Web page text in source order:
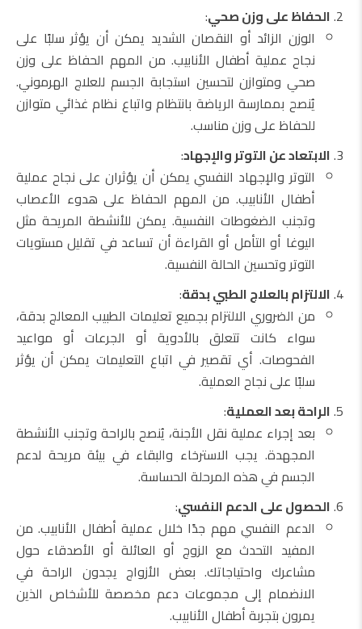
الحفاظ على وزن صحي:
الوزن الزائد أو النقصان الشديد يمكن أن يؤثر سلبًا على
نجاح عملية أطفال الأنابيب. من المهم الحفاظ على وزن
صحي ومتوازن لتحسين استجابة الجسم للعلاج الهرموني.
يُنصح بممارسة الرياضة بانتظام واتباع نظام غذائي متوازن
للحفاظ على وزن مناسب.
الابتعاد عن التوتر والإجهاد:
التوتر والإجهاد النفسي يمكن أن يؤثران على نجاح عملية
أطفال الأنابيب. من المهم الحفاظ على هدوء الأعصاب
وتجنب الضغوطات النفسية. يمكن للأنشطة المريحة مثل
اليوغا أو التأمل أو القراءة أن تساعد في تقليل مستويات
التوتر وتحسين الحالة النفسية.
الالتزام بالعلاج الطبي بدقة:
من الضروري الالتزام بجميع تعليمات الطبيب المعالج بدقة،
سواء كانت تتعلق بالأدوية أو الجرعات أو مواعيد
الفحوصات. أي تقصير في اتباع التعليمات يمكن أن يؤثر
سلبًا على نجاح العملية.
الراحة بعد العملية:
بعد إجراء عملية نقل الأجنة، يُنصح بالراحة وتجنب الأنشطة
المجهدة. يجب الاسترخاء والبقاء في بيئة مريحة لدعم
الجسم في هذه المرحلة الحساسة.
الحصول على الدعم النفسي:
الدعم النفسي مهم جدًا خلال عملية أطفال الأنابيب. من
المفيد التحدث مع الزوج أو العائلة أو الأصدقاء حول
مشاعرك واحتياجاتك. بعض الأزواج يجدون الراحة في
الانضمام إلى مجموعات دعم مخصصة للأشخاص الذين
يمرون بتجربة أطفال الأنابيب.